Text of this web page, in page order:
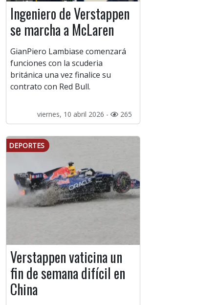
Ingeniero de Verstappen
se marcha a McLaren
GianPiero Lambiase comenzará
funciones con la scuderia
británica una vez finalice su
contrato con Red Bull.
viernes, 10 abril 2026 - 265
DEPORTES
Verstappen vaticina un
fin de semana difícil en
China